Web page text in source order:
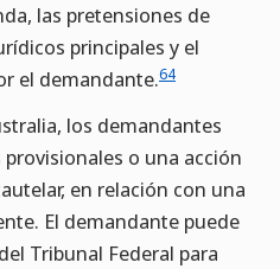
las pretensiones de
principales y el
el demandante.64
los demandantes
o una acción
en relación con una
El demandante puede
Tribunal Federal para